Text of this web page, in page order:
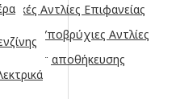
Αντλίες Επιφανείας
Υποβρύχιες Αντλίες
& Δοχεία αποθήκευσης